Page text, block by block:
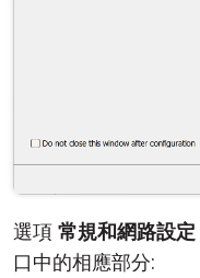
選項 常規和網路設定
口中的相應部分: